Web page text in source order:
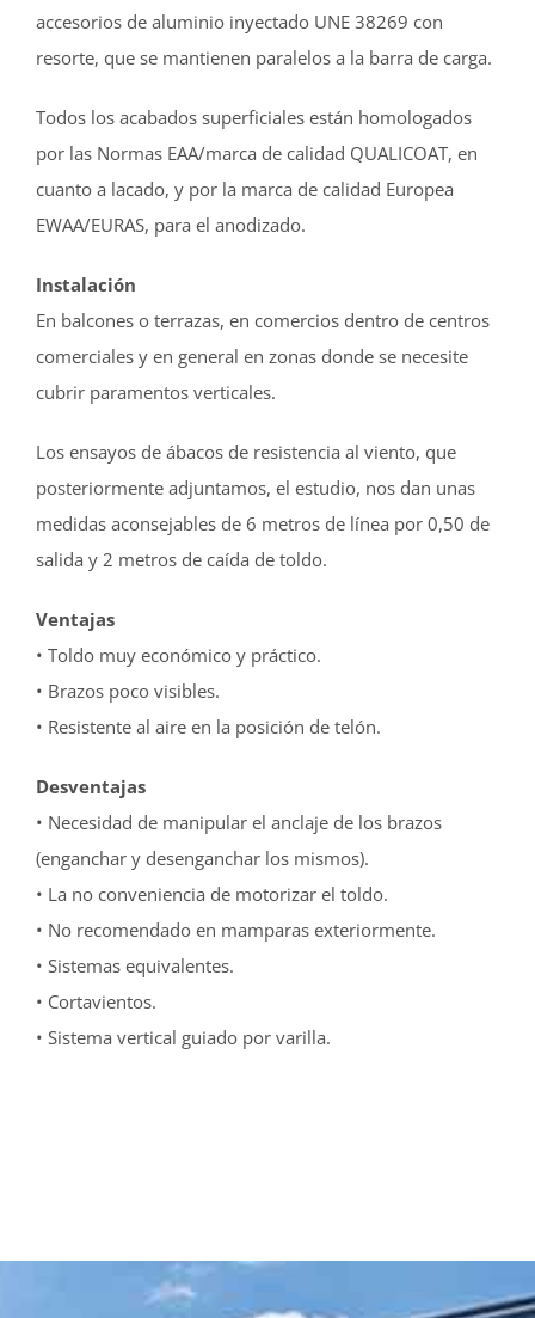
accesorios de aluminio inyectado UNE 38269 con
resorte, que se mantienen paralelos a la barra de carga.
Todos los acabados superficiales están homologados
por las Normas EAA/marca de calidad QUALICOAT, en
cuanto a lacado, y por la marca de calidad Europea
EWAA/EURAS, para el anodizado.
Instalación
En balcones o terrazas, en comercios dentro de centros
comerciales y en general en zonas donde se necesite
cubrir paramentos verticales.
Los ensayos de ábacos de resistencia al viento, que
posteriormente adjuntamos, el estudio, nos dan unas
medidas aconsejables de 6 metros de línea por 0,50 de
salida y 2 metros de caída de toldo.
Ventajas
• Toldo muy económico y práctico.
• Brazos poco visibles.
• Resistente al aire en la posición de telón.
Desventajas
• Necesidad de manipular el anclaje de los brazos
(enganchar y desenganchar los mismos).
• La no conveniencia de motorizar el toldo.
• No recomendado en mamparas exteriormente.
• Sistemas equivalentes.
• Cortavientos.
• Sistema vertical guiado por varilla.